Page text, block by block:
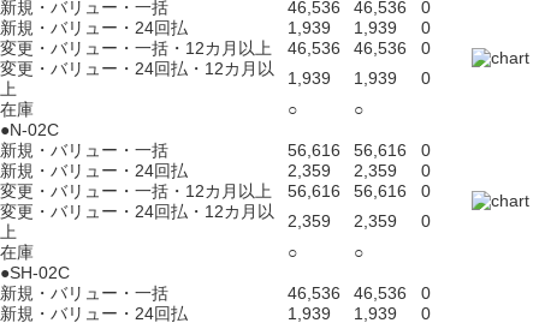
新規・バリュー・一括
46,536 46,536
0
新規・バリュー・24回払
1,939 1,939
0
変更・バリュー・一括・12カ月以上
46,536 46,536
0
変更・バリュー・24回払・12カ月以
上
1,939 1,939
0
在庫
○
○
●N-02C
新規・バリュー・一括
56,616 56,616
0
新規・バリュー・24回払
2,359 2,359
0
変更・バリュー・一括・12カ月以上
56,616 56,616
0
変更・バリュー・24回払・12カ月以
上
2,359 2,359
0
在庫
○
○
●SH-02C
新規・バリュー・一括
46,536 46,536
0
新規・バリュー・24回払
1,939 1,939
0